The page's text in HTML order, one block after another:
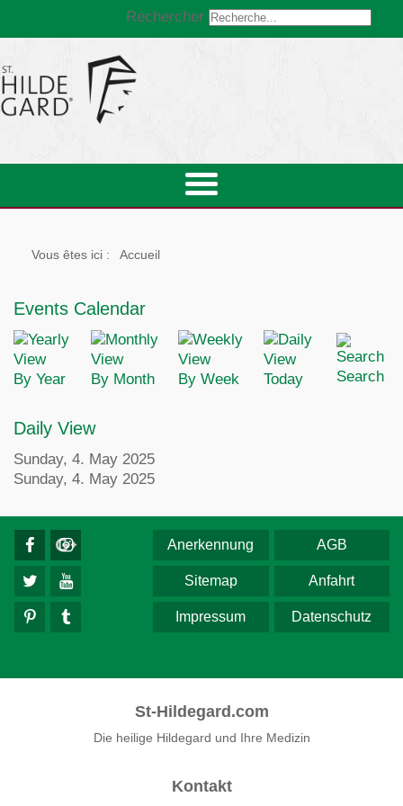
Rechercher
Vous êtes ici : Accueil
Events Calendar
By Year By Month By Week Today Search
Daily View
Sunday, 4. May 2025
Sunday, 4. May 2025
AGB
Anerkennung
Anfahrt
Sitemap
Datenschutz
Impressum
St-Hildegard.com
Die heilige Hildegard und Ihre Medizin
Kontakt